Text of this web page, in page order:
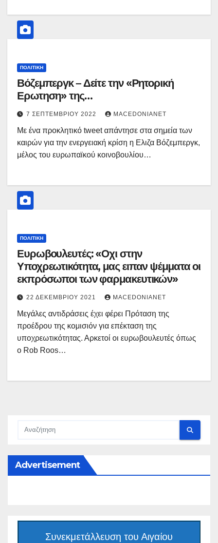
ΠΟΛΙΤΙΚΉ
Βόζεμπεργκ – Δείτε την «Ρητορική
Ερωτηση» της…
7 ΣΕΠΤΕΜΒΡΊΟΥ 2022 MACEDONIANET
Με ένα προκλητικό tweet απάντησε στα σημεία των
καιρών για την ενεργειακή κρίση η Ελιζα Βόζεμπεργκ,
μέλος του ευρωπαϊκού κοινοβουλίου…
ΠΟΛΙΤΙΚΉ
Ευρωβουλευτές: «Οχι στην
Υποχρεωτικότητα, μας ειπαν ψέμματα οι
εκπρόσωποι των φαρμακευτικών»
22 ΔΕΚΕΜΒΡΊΟΥ 2021 MACEDONIANET
Μεγάλες αντιδράσεις έχει φέρει Πρόταση της
προέδρου της κομισιόν για επέκταση της
υποχρεωτικότητας. Αρκετοί οι ευρωβουλευτές όπως
ο Rob Roos…
Advertisement
Συνεκμετάλλευση του Αιγαίου